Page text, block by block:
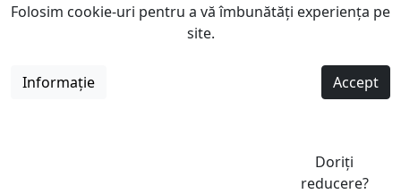
Folosim cookie-uri pentru a vă îmbunătăți experiența pe
site.
Informație Accept
Doriți
reducere?